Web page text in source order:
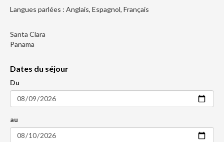
Langues parlées : Anglais, Espagnol, Français
Santa Clara
Panama
Dates du séjour
Du
au